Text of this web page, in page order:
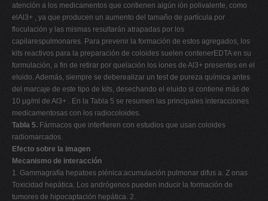
atención a los medicamentos que contienen algún ión polivalente, como
elAl3+ , ya que producen un aumento del tamaño de partícula por
floculación y las mismas resultarán atrapadas por los
capilarespulmonares. Para prevenir la formación de estos agregados, los
kits reactivos para la preparación de coloides suelen contenerEDTA en su
formulación, a fin de retirar por quelación los iones de Al3+ presentes en el
eluido. Además, siempre se deberealizar un test de pureza química antes
del marcaje de este tipo de kits, desechando el eluido si contiene más de
10 μg/ml de Al3+ . En la Tabla 5 se resumen las principales interacciones
medicamentosas con los radiocoloides.
Tabla 5. Fármacos que interfieren con estudios que usan coloides
radiomarcados.
Efecto sobre la imagen
Mecanismo de interacción
1. Gammagrafía hepatoes plénica:acumulación pulmonar difus a. Z onas
Toxicidad hepática. Los andrógenos pueden inducir la formación de
tumores de hipocaptación hepática. 2.